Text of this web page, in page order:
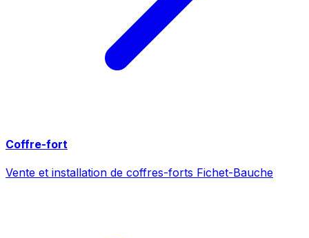
Coffre-fort
Vente et installation de coffres-forts Fichet-Bauche